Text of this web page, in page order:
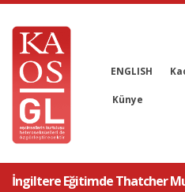
ENGLISH
Künye
İngiltere Eğitimde Thatcher